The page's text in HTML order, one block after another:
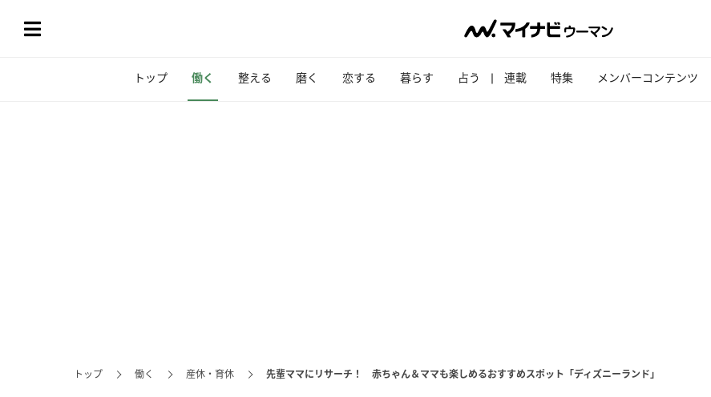
トップ 働く 整える 磨く 恋する 暮らす 占う 連載 特集 メンバーコンテンツ
トップ 働く 産休・育休 先輩ママにリサーチ！ 赤ちゃん＆ママも楽しめるおすすめスポット「ディズニーランド」